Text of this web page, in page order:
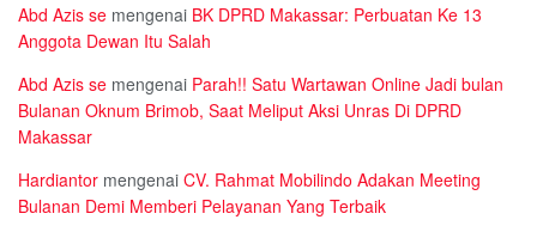
Abd Azis se mengenai BK DPRD Makassar: Perbuatan Ke 13
Anggota Dewan Itu Salah
Abd Azis se mengenai Parah!! Satu Wartawan Online Jadi bulan
Bulanan Oknum Brimob, Saat Meliput Aksi Unras Di DPRD
Makassar
Hardiantor mengenai CV. Rahmat Mobilindo Adakan Meeting
Bulanan Demi Memberi Pelayanan Yang Terbaik